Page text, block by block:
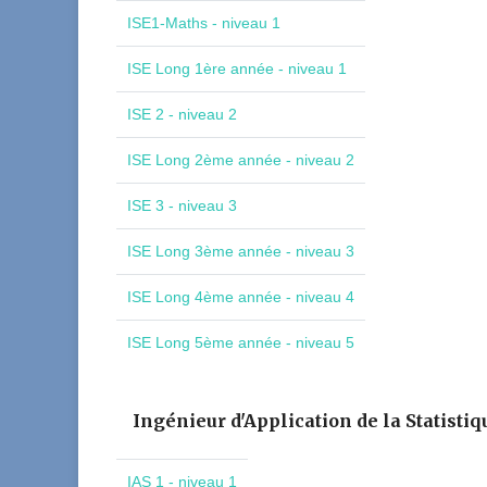
ISE1-Maths - niveau 1
ISE Long 1ère année - niveau 1
ISE 2 - niveau 2
ISE Long 2ème année - niveau 2
ISE 3 - niveau 3
ISE Long 3ème année - niveau 3
ISE Long 4ème année - niveau 4
ISE Long 5ème année - niveau 5
Ingénieur d'Application de la
IAS 1 - niveau 1